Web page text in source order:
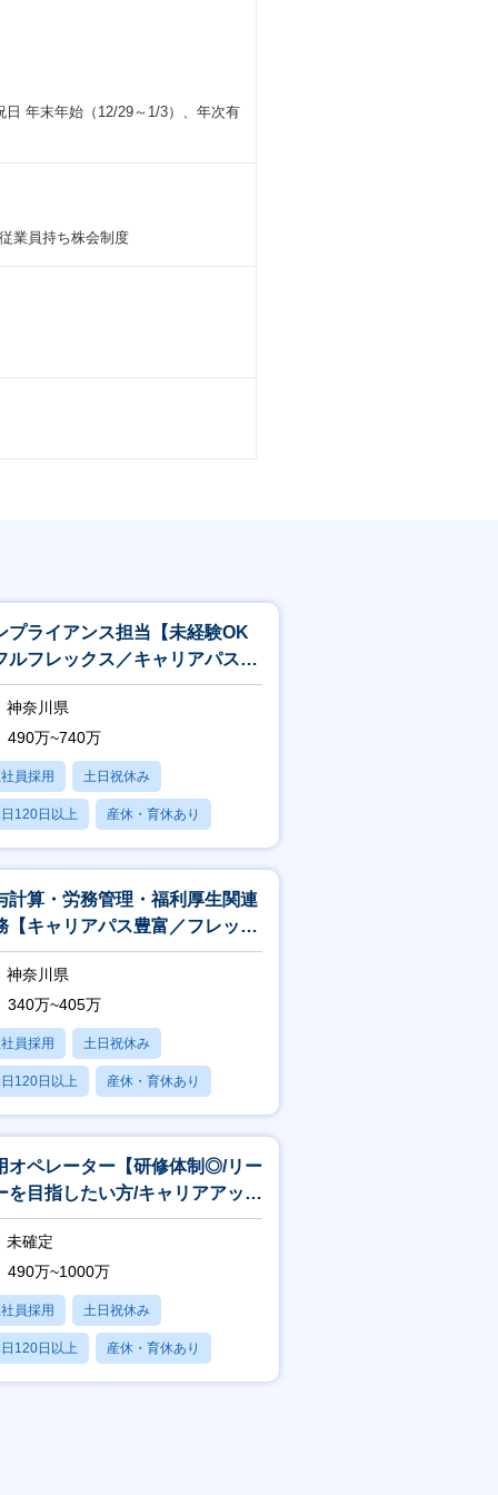
年末年始（12/29～1/3）、年次有
業員持ち株会制度
プライアンス担当【未経験OK
ルフレックス／キャリアパス〇
利厚生充実】
神奈川県
490万~740万
員採用 土日祝休み
120日以上 産休・育休あり
あり
計算・労務管理・福利厚生関連
【キャリアパス豊富／フレック
女性の働き方◎】
神奈川県
340万~405万
員採用 土日祝休み
120日以上 産休・育休あり
あり
オペレーター【研修体制◎/リー
を目指したい方/キャリアアップ
業月平均5.5H】
未確定
490万~1000万
員採用 土日祝休み
120日以上 産休・育休あり
業20時間以内